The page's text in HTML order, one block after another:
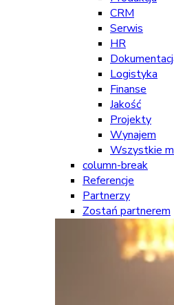
CRM
Serwis
HR
Logistyka
Finanse
Jakość
Projekty
Wynajem
Wszystkie
column-break
Referencje
Partnerzy
Zostań partnerem